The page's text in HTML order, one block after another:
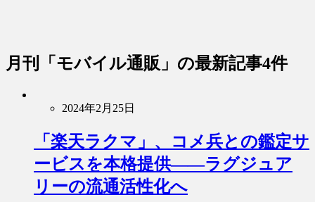
月刊「モバイル通販」 の最新記事4件
2024年2月25日
「楽天ラクマ」、コメ兵との鑑定サ
ービスを本格提供――ラグジュア
リーの流通活性化へ